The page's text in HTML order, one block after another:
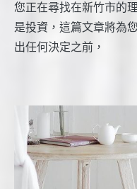
您正在尋找在新竹市的
是投資，這篇文章將為
出任何決定之前，